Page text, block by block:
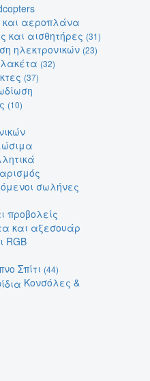
και αεροπλάνα
και αισθητήρες (31)
ηλεκτρονικών (23)
(32)
(37)
(10)
σωλήνες
προβολείς
και αξεσουάρ
RGB
Σπίτι (44)
Κονσόλες &